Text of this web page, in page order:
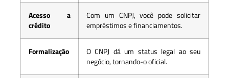
Acesso a
crédito
Com um CNPJ, você pode solicitar
empréstimos e financiamentos.
Formalização
O CNPJ dá um status legal ao seu
negócio, tornando-o oficial.